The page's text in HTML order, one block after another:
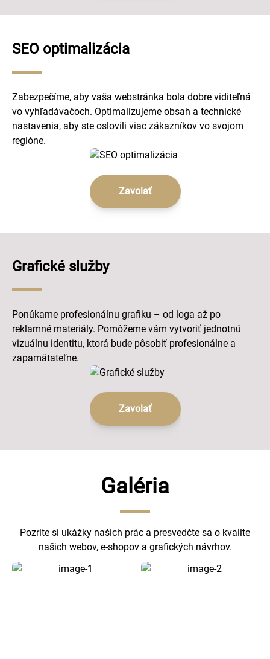
Zavolať
SEO optimalizácia
Zabezpečíme, aby vaša webstránka bola dobre viditeľná
vo vyhľadávačoch. Optimalizujeme obsah a technické
nastavenia, aby ste oslovili viac zákazníkov vo svojom
regióne.
Zavolať
Grafické služby
Ponúkame profesionálnu grafiku – od loga až po
reklamné materiály. Pomôžeme vám vytvoriť jednotnú
vizuálnu identitu, ktorá bude pôsobiť profesionálne a
zapamätateľne.
Galéria
Pozrite si ukážky našich prác a presvedčte sa o kvalite
našich webov, e-shopov a grafických návrhov.